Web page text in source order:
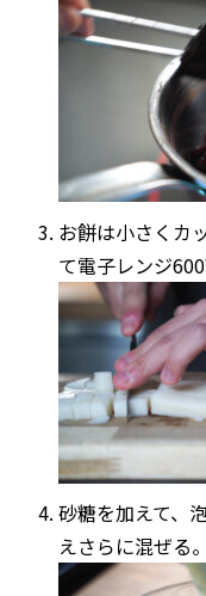
お餅は小さくカ
て電子レンジ
砂糖を加えて、
えさらに混ぜる。